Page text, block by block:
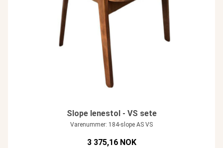
Slope lenestol - VS sete
Varenummer: 184-slope AS VS
3 375,16 NOK